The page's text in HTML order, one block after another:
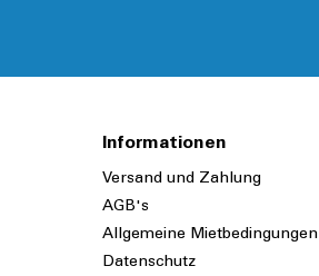
Informationen
Versand und Zahlung
AGB's
Allgemeine Mietbedingungen
Datenschutz